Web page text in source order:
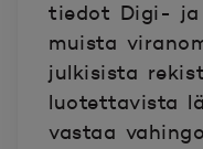
tiedot Digi- ja
muista
julkisista
luotettavista
vastaa